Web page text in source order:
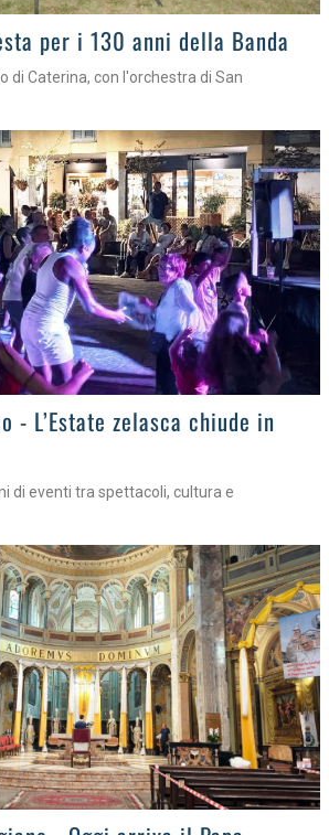
per i 130 anni della Banda
di Caterina, con l'orchestra di San
- L’Estate zelasca chiude in
di eventi tra spettacoli, cultura e